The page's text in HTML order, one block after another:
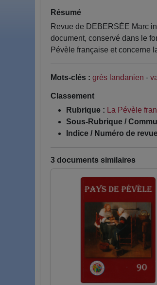
Résumé
Revue de DEBERSÉE Marc
document, conservé dans le
Pévèle française et concerne
Mots-clés : grès landanien -
Classement
Rubrique : La Pévèle
Sous-Rubrique /
Indice / Numéro de
3 documents similaires